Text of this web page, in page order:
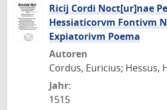
Ricij Cordi Noct[ur]nae
Hessiaticorvm Fontivm
Expiatorivm Poema
Autoren
Cordus, Euricius; Hessus,
Jahr:
1515